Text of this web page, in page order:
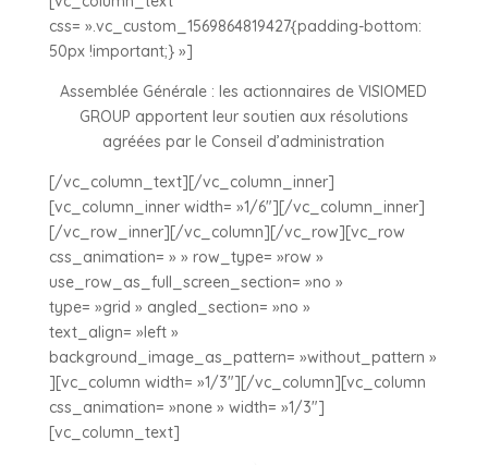
css= ».vc_custom_1569864819427{padding-bottom:
50px !important;} »]
Assemblée Générale : les actionnaires de VISIOMED
GROUP apportent leur soutien aux résolutions
agréées par le Conseil d’administration
[/vc_column_text][/vc_column_inner]
[vc_column_inner width= »1/6″][/vc_column_inner]
[/vc_row_inner][/vc_column][/vc_row][vc_row
css_animation= » » row_type= »row »
use_row_as_full_screen_section= »no »
type= »grid » angled_section= »no »
text_align= »left »
background_image_as_pattern= »without_pattern »
][vc_column width= »1/3″][/vc_column][vc_column
css_animation= »none » width= »1/3″]
[vc_column_text]